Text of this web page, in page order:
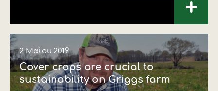
+
2 Μαΐου 2019
Cover crops are crucial to
sustainability on Griggs farm